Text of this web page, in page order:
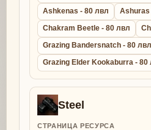
Ashkenas - 80 лвл
Ashuras
Chakram Beetle - 80 лвл
Grazing Bandersnatch - 80 лвл
Grazing Elder Kookaburra - 80
Steel
СТРАНИЦА РЕСУРСА